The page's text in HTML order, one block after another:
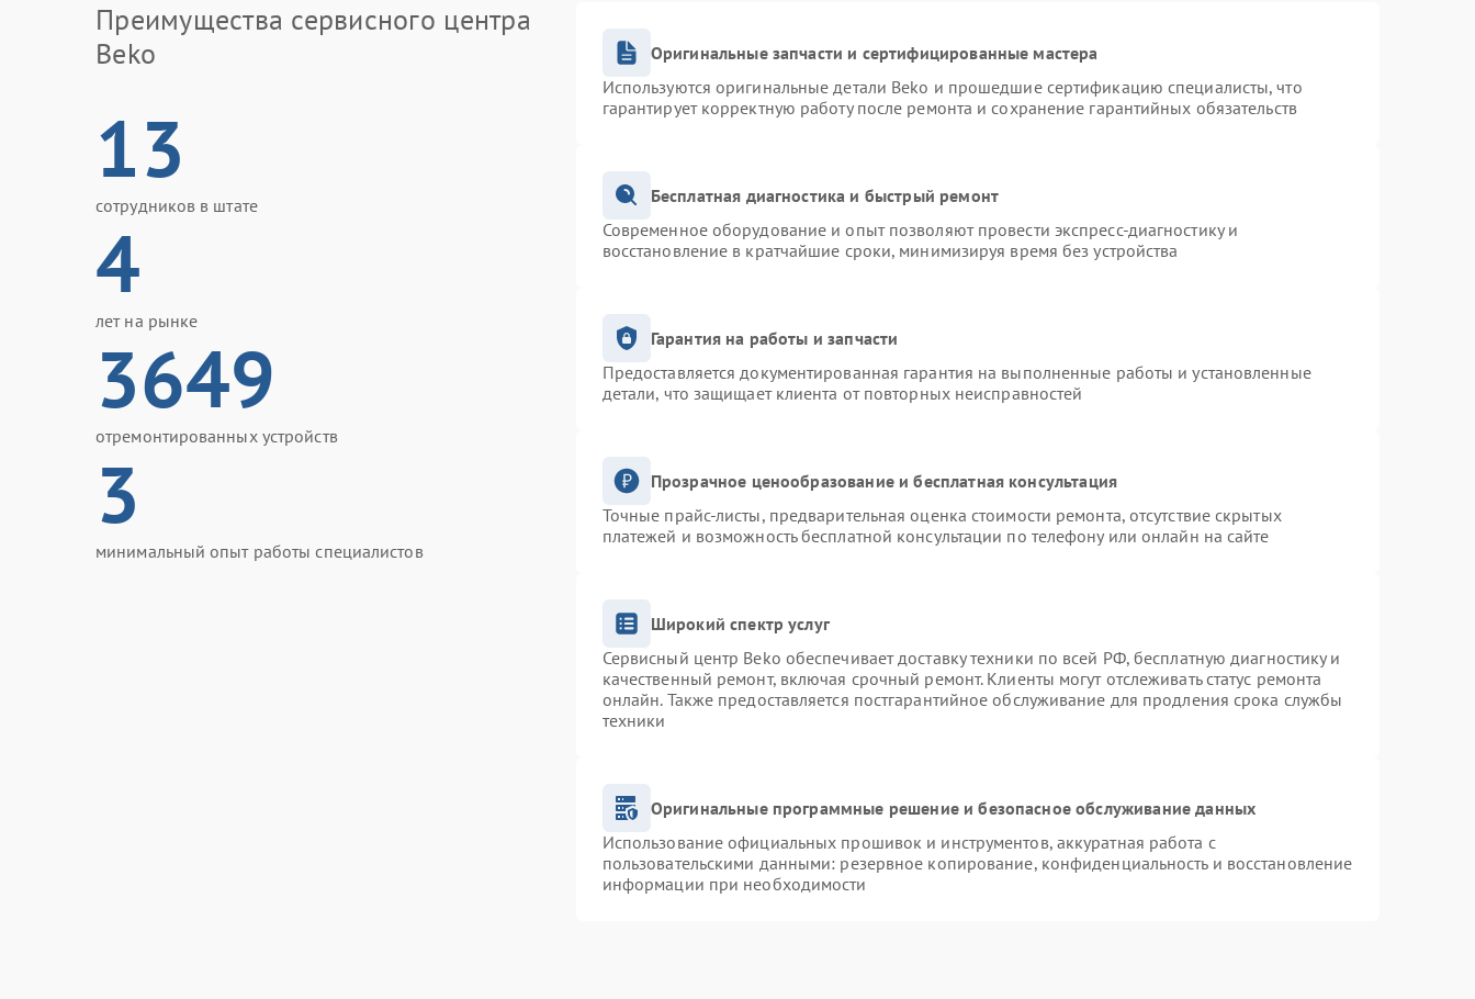
Преимущества сервисного центра
Beko
13
сотрудников в штате
4
лет на рынке
3649
отремонтированных устройств
3
минимальный опыт работы специалистов
Оригинальные запчасти и сертифицированные мастера
Используются оригинальные детали Beko и прошедшие сертификацию специалисты, что
гарантирует корректную работу после ремонта и сохранение гарантийных обязательств
Бесплатная диагностика и быстрый ремонт
Современное оборудование и опыт позволяют провести экспресс-диагностику и
восстановление в кратчайшие сроки, минимизируя время без устройства
Гарантия на работы и запчасти
Предоставляется документированная гарантия на выполненные работы и установленные
детали, что защищает клиента от повторных неисправностей
Прозрачное ценообразование и бесплатная консультация
Точные прайс-листы, предварительная оценка стоимости ремонта, отсутствие скрытых
платежей и возможность бесплатной консультации по телефону или онлайн на сайте
Широкий спектр услуг
Сервисный центр Beko обеспечивает доставку техники по всей РФ, бесплатную диагностику и
качественный ремонт, включая срочный ремонт. Клиенты могут отслеживать статус ремонта
онлайн. Также предоставляется постгарантийное обслуживание для продления срока службы
техники
Оригинальные программные решение и безопасное обслуживание данных
Использование официальных прошивок и инструментов, аккуратная работа с
пользовательскими данными: резервное копирование, конфиденциальность и восстановление
информации при необходимости